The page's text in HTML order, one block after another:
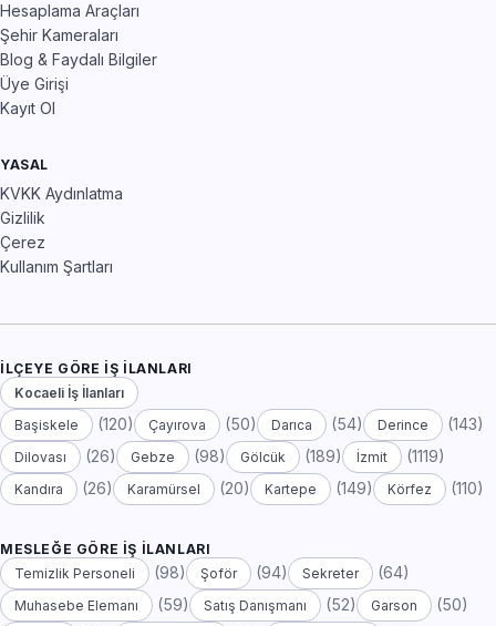
Hesaplama Araçları
Şehir Kameraları
Blog & Faydalı Bilgiler
Üye Girişi
Kayıt Ol
YASAL
KVKK Aydınlatma
Gizlilik
Çerez
Kullanım Şartları
İLÇEYE GÖRE İŞ İLANLARI
Kocaeli İş İlanları
Başiskele
(120) Çayırova (50) Darıca (54) Derince (143)
Dilovası (26) Gebze (98) Gölcük (189) İzmit (1119)
Kandıra (26) Karamürsel (20) Kartepe (149) Körfez (110)
MESLEĞE GÖRE İŞ İLANLARI
Temizlik Personeli
(98) Şoför (94) Sekreter (64)
Muhasebe Elemanı (59) Satış Danışmanı (52) Garson (50)